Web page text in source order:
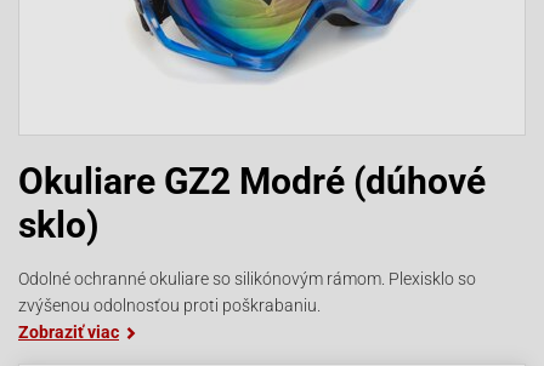
Okuliare GZ2 Modré (dúhové
sklo)
Odolné ochranné okuliare so silikónovým rámom. Plexisklo so
zvýšenou odolnosťou proti poškrabaniu.
Zobraziť viac